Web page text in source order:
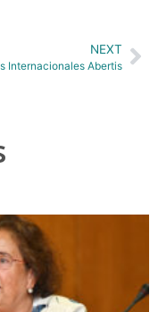
NEXT
Internacionales Abertis